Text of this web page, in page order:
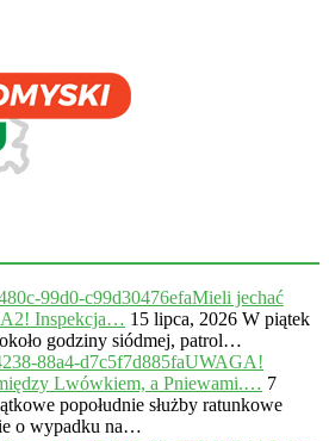
Mieli jechać
A2! Inspekcja… 15 lipca, 2026 W piątek
godziny siódmej, patrol…
UWAGA!
Lwówkiem, a Pniewami.… 7
popołudnie służby ratunkowe
o wypadku na…